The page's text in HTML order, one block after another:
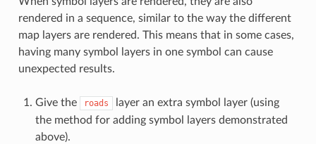
rendered in a sequence, similar to the way the different
map layers are rendered. This means that in some cases,
having many symbol layers in one symbol can cause
unexpected results.
Give the roads
layer an extra symbol layer (using
the method for adding symbol layers demonstrated
above).